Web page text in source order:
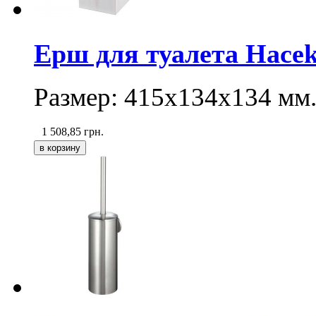
Ерш для туалета
Размер: 415х134х134 мм.
1 508,85 грн.